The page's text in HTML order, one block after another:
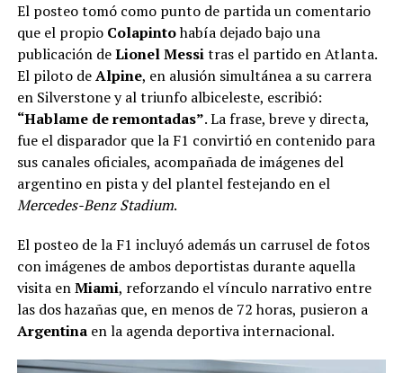
El posteo tomó como punto de partida un comentario
que el propio Colapintohabía dejado bajo una
publicación deLionel Messitras el partido en Atlanta.
El piloto deAlpine, en alusión simultánea a su carrera
en Silverstone y al triunfo albiceleste, escribió:
“Hablame de remontadas”. La frase, breve y directa,
fue el disparador que la F1 convirtió en contenido para
sus canales oficiales, acompañada de imágenes del
argentino en pista y del plantel festejando en el
Mercedes-Benz Stadium.
El posteo de la F1 incluyó además un carrusel de fotos
con imágenes de ambos deportistas durante aquella
visita enMiami, reforzando el vínculo narrativo entre
las dos hazañas que, en menos de 72 horas, pusieron a
Argentina en la agenda deportiva internacional.